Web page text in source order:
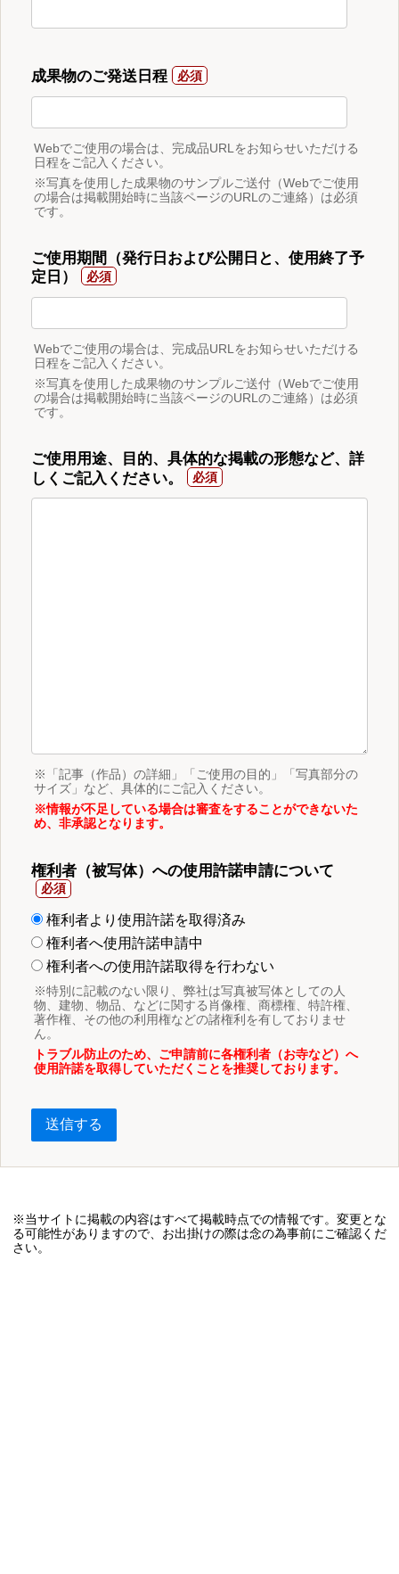
成果物のご発送日程
Webでご使用の場合は、完成品URLをお知らせいただける
日程をご記入ください。
※写真を使用した成果物のサンプルご送付（Webでご使用
の場合は掲載開始時に当該ページのURLのご連絡）は必須
です。
ご使用期間（発行日および公開日と、使用終了予
定日）
Webでご使用の場合は、完成品URLをお知らせいただける
日程をご記入ください。
※写真を使用した成果物のサンプルご送付（Webでご使用
の場合は掲載開始時に当該ページのURLのご連絡）は必須
です。
ご使用用途、目的、具体的な掲載の形態など、詳
しくご記入ください。
※「記事（作品）の詳細」「ご使用の目的」「写真部分の
サイズ」など、具体的にご記入ください。
※情報が不足している場合は審査をすることができないた
め、非承認となります。
権利者（被写体）への使用許諾申請について
権利者より使用許諾を取得済み
権利者へ使用許諾申請中
権利者への使用許諾取得を行わない
※特別に記載のない限り、弊社は写真被写体としての人
物、建物、物品、などに関する肖像権、商標権、特許権、
著作権、その他の利用権などの諸権利を有しておりませ
ん。
トラブル防止のため、ご申請前に各権利者（お寺など）へ
使用許諾を取得していただくことを推奨しております。
送信する
※当サイトに掲載の内容はすべて掲載時点での情報です。変更とな
る可能性がありますので、お出掛けの際は念の為事前にご確認くだ
さい。